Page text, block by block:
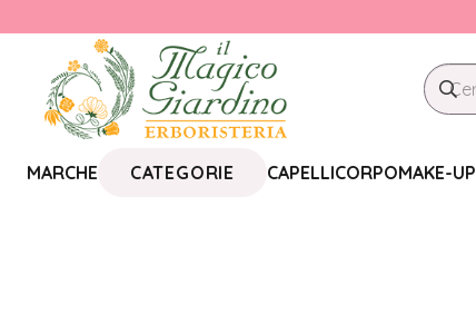
MARCHE CATEGORIE CAPELLICORPOMAKE-UP